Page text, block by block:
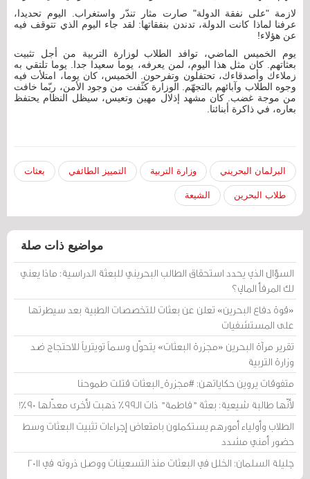
لازمة "على نفقة الدولة" صارت مثار تندّر واستغراب. اليوم تحديدا،
عرفنا لماذا كانت الدولة، تدندن بنفقاتها: لقد جاء اليوم الذي تتوقف فيه
عن هؤلاء!
يوم الخميس الماضي، توافد الطلاب لوزارة التربية من أجل تثبيت
بعثاتهم. كان مثل هذا اليوم، لمن يعرفه، يوما سعيدا جدا. يوما تلتقي به
زملاءك وأصدقاءك، تحتفلون وتفرحون. الخميس، كان يوما، امتلأت فيه
وجوه الطلاب وآبائهم بالتجهّم. الوزارة كثّفت من وجود الأمن، ربّما خافت
من موجة غضب. كان مشهد إذلال مهين وتعيس، سيظل النظام يحتفظ
بعاره، في ذاكرة أبنائنا.
البرلمان البحريني وزارة التربية التمييز الطائفي بعثات
طلاب البحرين الشيعة
مواضيع ذات صلة
السؤال الذي يحدد استحقاق الطالب البحريني للبعثة الدراسية: ماذا يعني
لك المرفأ المالي؟
«قوة دفاع البحرين» تعلن عن بعثات للتخصصات الطبية بعد سيطرتها
على المستشفيات
تقرير مرآة البحرين «مجزرة البعثات» يتحوّل وسماً تويترياً للاحتجاج ضد
وزارة التربية
متفوقات يروين حكاياتهن: #مجزرة_البعثات قتلت طموحنا
لأنّها طالبة شيعية: بعثة "فاطمة" ذات الـ99% ذهبت لأخرى معدّلها 90%!
الطلاب وأولياء أمورهم يستكملون بامتعاض إجراءات تثبيت البعثات وسط
حضور أمني مشدد
جليلة السلمان: الخلل في البعثات منذ التسعينات ووصل ذروته في 2011